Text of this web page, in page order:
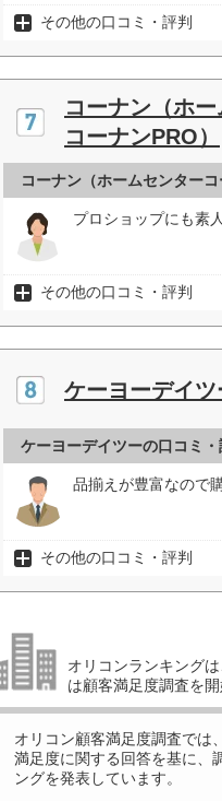
その他の口コミ・評判
コーナン（ホ
コーナンPRO）
コーナン（ホームセンター
プロショップにも素
その他の口コミ・評判
ケーヨーデイツ
ケーヨーデイツーの口コミ・
品揃えが豊富なので
その他の口コミ・評判
オリコンランキング
は顧客満足度調査を開
オリコン顧客満足度調査では
満足度に関する回答を基に、
ングを発表しています。